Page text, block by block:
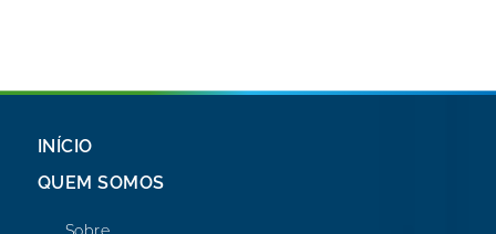
INÍCIO
QUEM SOMOS